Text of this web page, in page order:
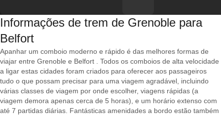
Informações de trem de Grenoble para
Belfort
Apanhar um comboio moderno e rápido é das melhores formas de
viajar entre Grenoble e Belfort . Todos os comboios de alta velocidade
a ligar estas cidades foram criados para oferecer aos passageiros
tudo o que possam precisar para uma viagem agradável, incluindo
várias classes de viagem por onde escolher, viagens rápidas (a
viagem demora apenas cerca de 5 horas), e um horário extenso com
até 7 partidas diárias. Fantásticas amenidades a bordo estão também